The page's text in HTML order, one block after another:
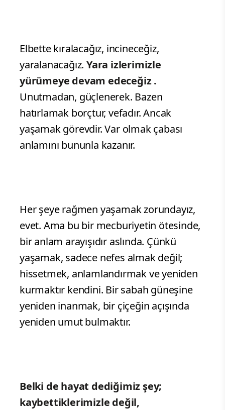
Elbette kıralacağız, incineceğiz,
yaralanacağız.Yara izlerimizle
yürümeye devam edeceğiz .
Unutmadan, güçlenerek. Bazen
hatırlamak borçtur, vefadır. Ancak
yaşamak görevdir. Var olmak çabası
anlamını bununla kazanır.
Her şeye rağmen yaşamak zorundayız,
evet. Ama bu bir mecburiyetin ötesinde,
bir anlam arayışıdır aslında. Çünkü
yaşamak, sadece nefes almak değil;
hissetmek, anlamlandırmak ve yeniden
kurmaktır kendini. Bir sabah güneşine
yeniden inanmak, bir çiçeğin açışında
yeniden umut bulmaktır.
Belki de hayat dediğimiz şey;
kaybettiklerimizle değil,